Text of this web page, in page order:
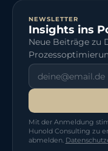
NEWSLETTER
Insights ins
Neue Beiträge zu
Mit der Anmeldung
Hunold Consulting zu
abmelden.